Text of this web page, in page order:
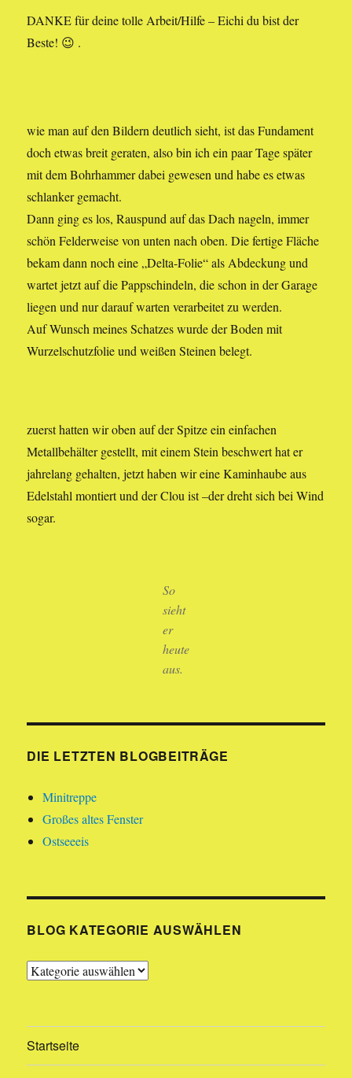
DANKE für deine tolle Arbeit/Hilfe – Eichi du bist der
Beste! 😉 .
wie man auf den Bildern deutlich sieht, ist das Fundament
doch etwas breit geraten, also bin ich ein paar Tage später
mit dem Bohrhammer dabei gewesen und habe es etwas
schlanker gemacht.
Dann ging es los, Rauspund auf das Dach nageln, immer
schön Felderweise von unten nach oben. Die fertige Fläche
bekam dann noch eine „Delta-Folie“ als Abdeckung und
wartet jetzt auf die Pappschindeln, die schon in der Garage
liegen und nur darauf warten verarbeitet zu werden.
Auf Wunsch meines Schatzes wurde der Boden mit
Wurzelschutzfolie und weißen Steinen belegt.
zuerst hatten wir oben auf der Spitze ein einfachen
Metallbehälter gestellt, mit einem Stein beschwert hat er
jahrelang gehalten, jetzt haben wir eine Kaminhaube aus
Edelstahl montiert und der Clou ist –der dreht sich bei Wind
sogar.
So
sieht
er
heute
aus.
DIE LETZTEN BLOGBEITRÄGE
Minitreppe
Großes altes Fenster
Ostseeeis
BLOG KATEGORIE AUSWÄHLEN
Blog
Startseite